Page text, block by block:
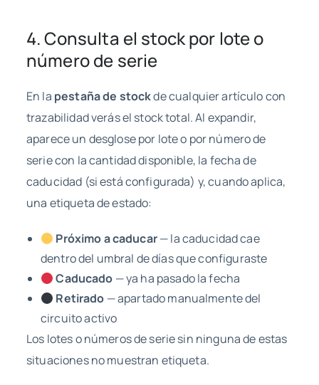
4. Consulta el stock por lote o
número de serie
En la pestaña de stockde cualquier artículo con
trazabilidad verás el stock total. Al expandir,
aparece un desglose por lote o por número de
serie con la cantidad disponible, la fecha de
caducidad (si está configurada) y, cuando aplica,
una etiqueta de estado:
Próximo a caducar— la caducidad cae
dentro del umbral de días que configuraste
Caducado — ya ha pasado la fecha
Retirado — apartado manualmente del
circuito activo
Los lotes o números de serie sin ninguna de estas
situaciones no muestran etiqueta.